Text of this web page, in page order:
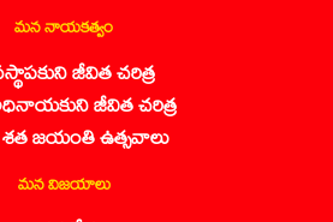
మన నాయకత్వం
జీవిత చరిత్ర
జీవిత చరిత్ర
శత జయంతి ఉత్సవాలు
మన విజయాలు